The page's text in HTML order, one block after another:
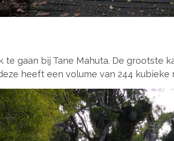
gaan bij Tane Mahuta. De grootste
heeft een volume van 244 kubieke